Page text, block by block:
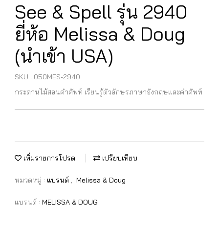
See & Spell รุ่น 2940
ยี่ห้อ Melissa & Doug
(นำเข้า USA)
SKU : 050MES-2940
กระดานไม้สอนคำศัพท์ เรียนรู้ตัวอักษรภาษาอังกฤษและคำศัพท์
เพิ่มรายการโปรด เปรียบเทียบ
หมวดหมู่ : แบรนด์ , Melissa & Doug
แบรนด์ : MELISSA & DOUG